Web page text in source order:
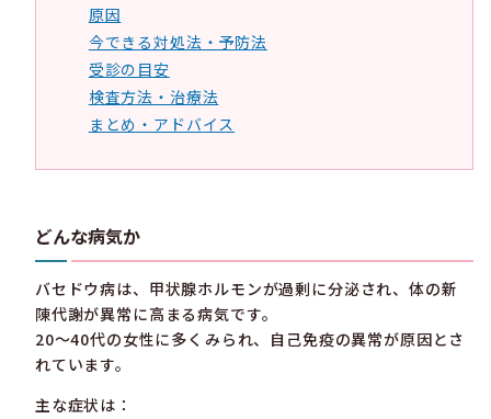
原因
今できる対処法・予防法
受診の目安
検査方法・治療法
まとめ・アドバイス
どんな病気か
バセドウ病は、甲状腺ホルモンが過剰に分泌され、体の新
陳代謝が異常に高まる病気です。
20〜40代の女性に多くみられ、自己免疫の異常が原因とさ
れています。
主な症状は：